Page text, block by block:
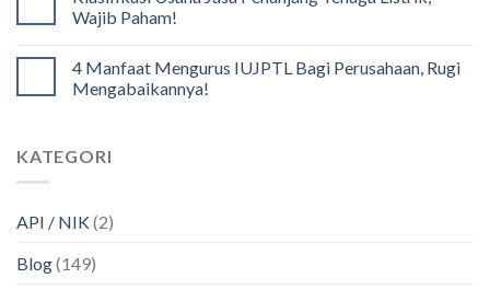
Wajib Paham!
4 Manfaat Mengurus IUJPTL Bagi Perusahaan, Rugi
Mengabaikannya!
KATEGORI
API / NIK(2)
Blog(149)